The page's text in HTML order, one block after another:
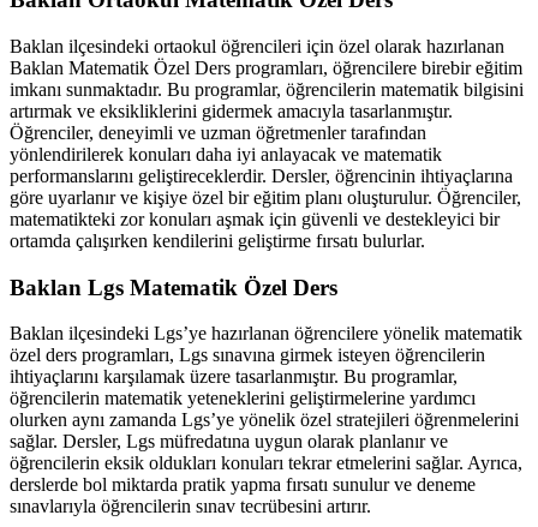
Baklan ilçesindeki ortaokul öğrencileri için özel olarak hazırlanan
Baklan Matematik Özel Ders programları, öğrencilere birebir eğitim
imkanı sunmaktadır. Bu programlar, öğrencilerin matematik bilgisini
artırmak ve eksikliklerini gidermek amacıyla tasarlanmıştır.
Öğrenciler, deneyimli ve uzman öğretmenler tarafından
yönlendirilerek konuları daha iyi anlayacak ve matematik
performanslarını geliştireceklerdir. Dersler, öğrencinin ihtiyaçlarına
göre uyarlanır ve kişiye özel bir eğitim planı oluşturulur. Öğrenciler,
matematikteki zor konuları aşmak için güvenli ve destekleyici bir
ortamda çalışırken kendilerini geliştirme fırsatı bulurlar.
Baklan Lgs Matematik Özel Ders
Baklan ilçesindeki Lgs’ye hazırlanan öğrencilere yönelik matematik
özel ders programları, Lgs sınavına girmek isteyen öğrencilerin
ihtiyaçlarını karşılamak üzere tasarlanmıştır. Bu programlar,
öğrencilerin matematik yeteneklerini geliştirmelerine yardımcı
olurken aynı zamanda Lgs’ye yönelik özel stratejileri öğrenmelerini
sağlar. Dersler, Lgs müfredatına uygun olarak planlanır ve
öğrencilerin eksik oldukları konuları tekrar etmelerini sağlar. Ayrıca,
derslerde bol miktarda pratik yapma fırsatı sunulur ve deneme
sınavlarıyla öğrencilerin sınav tecrübesini artırır.